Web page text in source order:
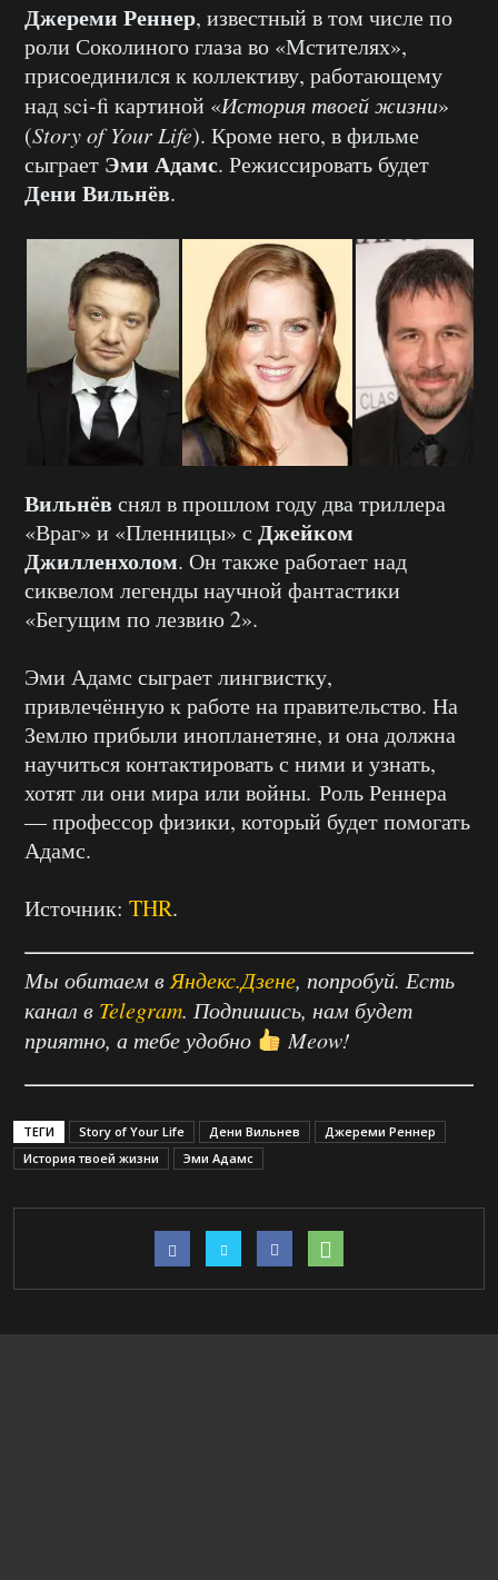
Джереми Реннер, известный в том числе по
роли Соколиного глаза во «Мстителях»,
присоединился к коллективу, работающему
над sci-fi картиной «История твоей жизни»
(Story of Your Life). Кроме него, в фильме
сыграет Эми Адамс. Режиссировать будет
Дени Вильнёв.
Вильнёвснял в прошлом году два триллера
«Враг» и «Пленницы» с Джейком
Джилленхолом. Он также работает над
сиквелом легенды научной фантастики
«Бегущим по лезвию 2».
Эми Адамс сыграет лингвистку,
привлечённую к работе на правительство. На
Землю прибыли инопланетяне, и она должна
научиться контактировать с ними и узнать,
хотят ли они мира или войны. Роль Реннера
— профессор физики, который будет помогать
Адамс.
Источник: THR.
Мы обитаем в Яндекс.Дзене, попробуй. Есть
канал в Telegram. Подпишись, нам будет
приятно, а тебе удобно
Meow!
ТЕГИ Story of Your Life Дени Вильнев
Джереми Реннер
История твоей жизни
Эми Адамс